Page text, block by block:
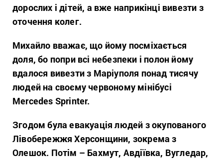
дорослих і дітей, а вже наприкінці вивезти з
оточення колег.
Михайло вважає, що йому посміхається
доля, бо попри всі небезпеки і полон йому
вдалося вивезти з Маріуполя понад тисячу
людей на своєму червоному мінібусі
Mercedes Sprinter.
Згодом була евакуація людей з окупованого
Лівобережжя Херсонщини, зокрема з
Олешок. Потім – Бахмут, Авдіївка, Вугледар,